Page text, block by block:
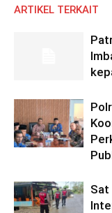
ARTIKEL TERKAIT
Sat